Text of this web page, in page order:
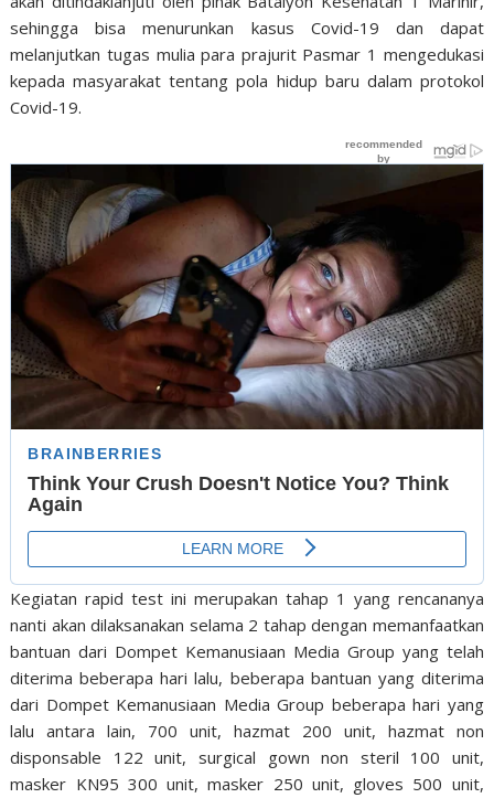
sehingga bisa menurunkan kasus Covid-19 dan dapat
melanjutkan tugas mulia para prajurit Pasmar 1 mengedukasi
kepada masyarakat tentang pola hidup baru dalam protokol
Covid-19.
Kegiatan rapid test ini merupakan tahap 1 yang rencananya
nanti akan dilaksanakan selama 2 tahap dengan memanfaatkan
bantuan dari Dompet Kemanusiaan Media Group yang telah
diterima beberapa hari lalu, beberapa bantuan yang diterima
dari Dompet Kemanusiaan Media Group beberapa hari yang
lalu antara lain, 700 unit, hazmat 200 unit, hazmat non
disponsable 122 unit, surgical gown non steril 100 unit,
masker KN95 300 unit, masker 250 unit, gloves 500 unit,